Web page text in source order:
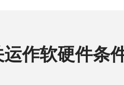
作软硬件条